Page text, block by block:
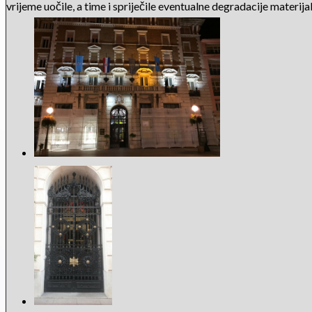
vrijeme uočile, a time i spriječile eventualne degradacije